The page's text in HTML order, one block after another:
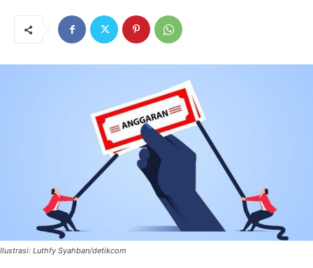
Ilustrasi: Luthfy Syahban/detikcom